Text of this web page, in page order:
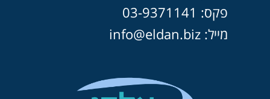
פקס: 03-9371141
מייל: info@eldan.biz